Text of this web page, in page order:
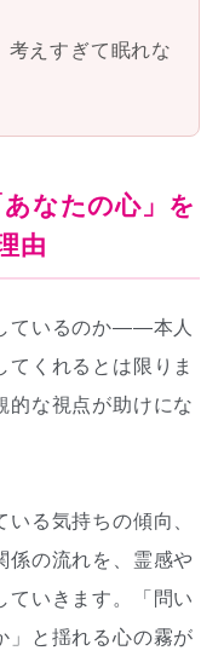
考えすぎて眠れな
なたの心」を
由
ているのか——本人
てくれるとは限りま
的な視点が助けにな
る気持ちの傾向、
係の流れを、霊感や
ていきます。「問い
」と揺れる心の霧が